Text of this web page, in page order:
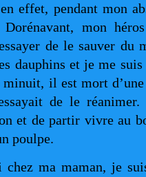
effet, pendant mon
mon
de le sauver du
dauphins et je me
il est mort
de le
et de partir vivre au
poulpe.
chez ma maman, je